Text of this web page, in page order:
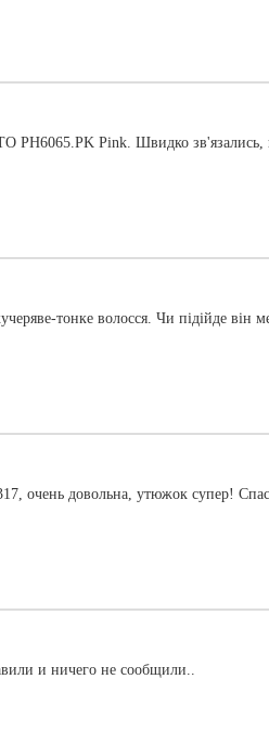
Pink. Швидко зв'язались,
тонке волосся. Чи підійде він
очень довольна, утюжок супер!
и ничего не сообщили..